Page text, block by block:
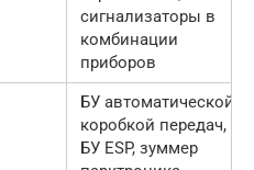
сигнализаторы в
комбинации
приборов
БУ автоматической
коробкой передач,
БУ ESP, зуммер